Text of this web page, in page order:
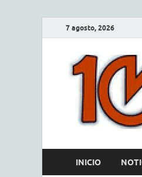
7 agosto, 2026
INICIO